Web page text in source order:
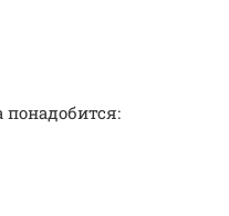
понадобится: